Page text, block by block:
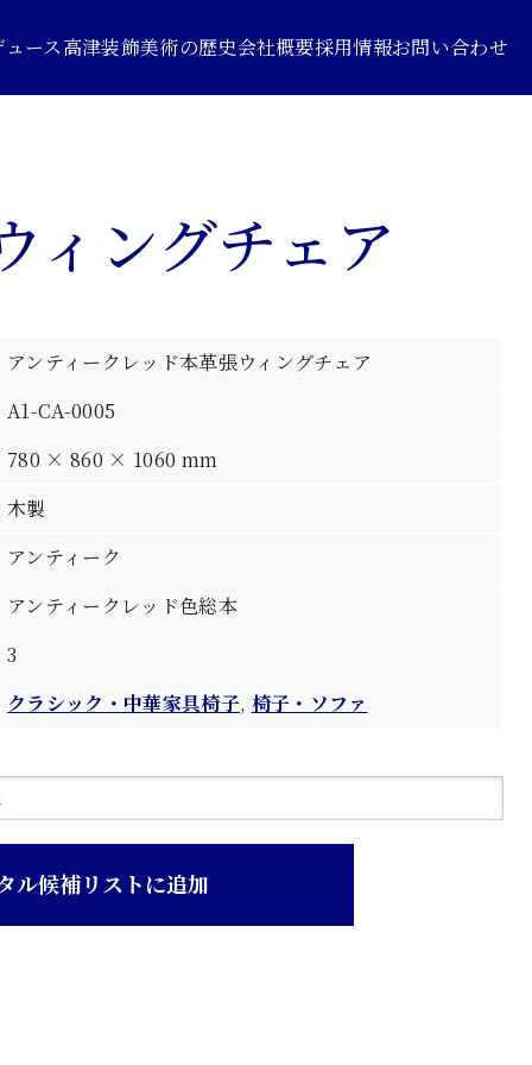
ース高津装飾美術の歴史会社概要採用情報お問い合わせ
ィングチェア
アンティークレッド本革張ウィングチェア
A1-CA-0005
780 × 860 × 1060 mm
木製
アンティーク
アンティークレッド色総本
3
クラシック・中華家具椅子, 椅子・ソファ
ル候補リストに追加